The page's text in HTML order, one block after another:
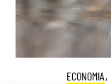
ECONOMIA,